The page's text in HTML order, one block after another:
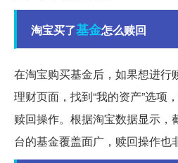
淘宝买了基金怎么赎回
在淘宝购买基金后，如果想进行
理财页面，找到“我的资产”选项
赎回操作。根据淘宝数据显示，
台的基金覆盖面广，赎回操作也